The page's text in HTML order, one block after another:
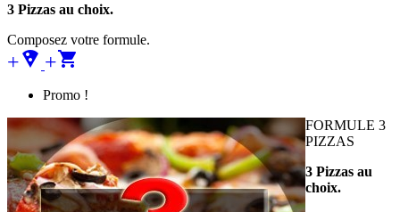
3 Pizzas au choix.
Composez votre formule.
+local_pizza +
Promo !
FORMULE 3
PIZZAS
3 Pizzas au
choix.